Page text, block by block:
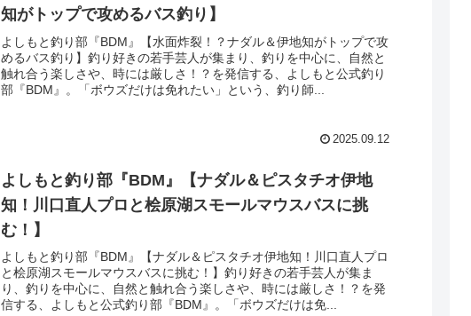
知がトップで攻めるバス釣り】
よしもと釣り部『BDM』【水面炸裂！？ナダル＆伊地知がトップで攻
めるバス釣り】釣り好きの若手芸人が集まり、釣りを中心に、自然と
触れ合う楽しさや、時には厳しさ！？を発信する、よしもと公式釣り
部『BDM』。「ボウズだけは免れたい」という、釣り師...
2025.09.12
よしもと釣り部『BDM』【ナダル＆ピスタチオ伊地
知！川口直人プロと桧原湖スモールマウスバスに挑
む！】
よしもと釣り部『BDM』【ナダル＆ピスタチオ伊地知！川口直人プロ
と桧原湖スモールマウスバスに挑む！】釣り好きの若手芸人が集ま
り、釣りを中心に、自然と触れ合う楽しさや、時には厳しさ！？を発
信する、よしもと公式釣り部『BDM』。「ボウズだけは免...